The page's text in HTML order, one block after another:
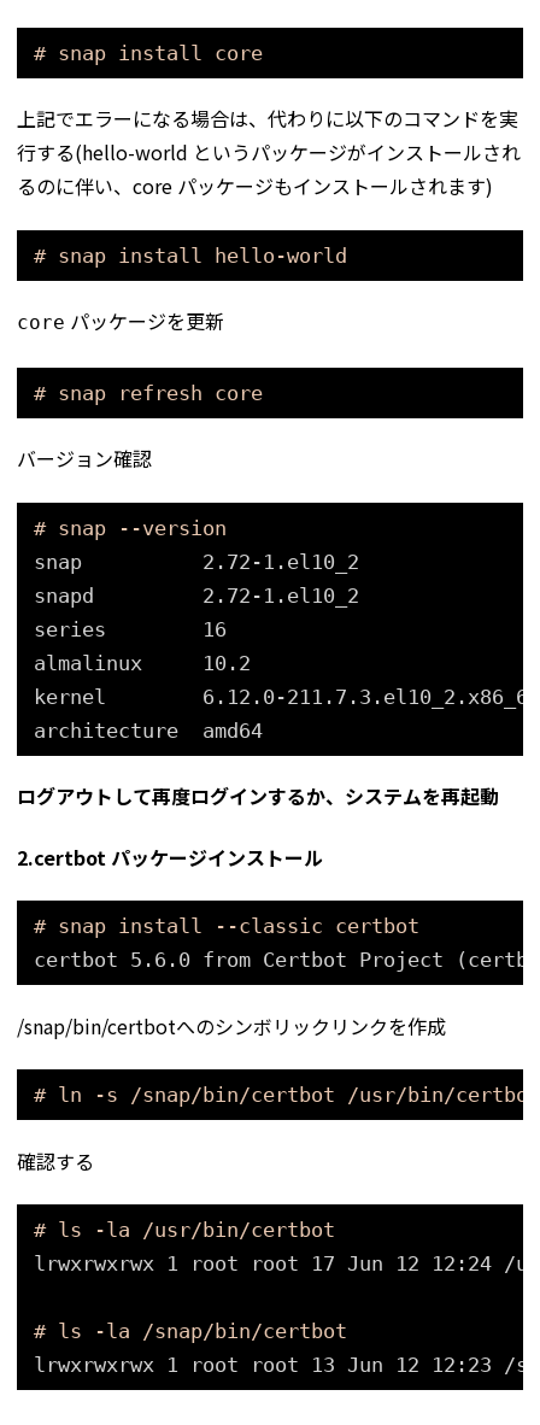
# snap install core
上記でエラーになる場合は、代わりに以下のコマンドを実
行する(hello-world というパッケージがインストールされ
るのに伴い、core パッケージもインストールされます)
# snap install hello-world
core パッケージを更新
# snap refresh core
バージョン確認
# snap --version
snap          2.72-1.el10_2
snapd         2.72-1.el10_2
series        16
almalinux     10.2
kernel        6.12.0-211.7.3.el10_2.x86_64
architecture  amd64
ログアウトして再度ログインするか、システムを再起動
2.certbot パッケージインストール
# snap install --classic certbot
certbot 5.6.0 from Certbot Project
/snap/bin/certbotへのシンボリックリンクを作成
# ln -s /snap/bin/certbot /usr/bin/certbot
確認する
# ls -la /usr/bin/certbot
lrwxrwxrwx 1 root root 17 Jun 12 12:24 /
# ls -la /snap/bin/certbot
lrwxrwxrwx 1 root root 13 Jun 12 12:23 /